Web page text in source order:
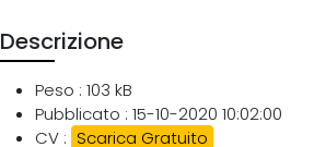
Descrizione
Peso : 103 kB
Pubblicato : 15-10-2020 10:02:00
CV : Scarica Gratuito